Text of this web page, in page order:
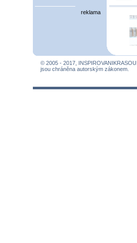
reklama
© 2005 - 2017,
jsou chráněna autorským zákonem.